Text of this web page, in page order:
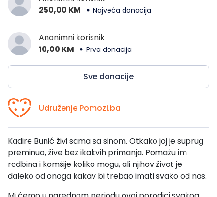
250,00 KM
Najveća donacija
Anonimni korisnik
10,00 KM
Prva donacija
Sve donacije
Udruženje Pomozi.ba
Kadire Bunić živi sama sa sinom. Otkako joj je suprug
preminuo, žive bez ikakvih primanja. Pomažu im
rodbina i komšije koliko mogu, ali njihov život je
daleko od onoga kakav bi trebao imati svako od nas.